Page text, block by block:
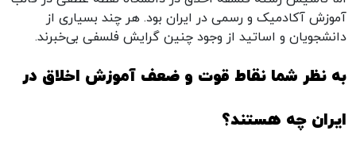
آموزش آکادمیک و رسمی در ایران بود. هر چند بسیاری از
دانشجویان و اساتید از وجود چنین گرایش فلسفی بی‌خبرند.
به نظر شما نقاط قوت و ضعف آموزش اخلاق در
ایران چه هستند؟